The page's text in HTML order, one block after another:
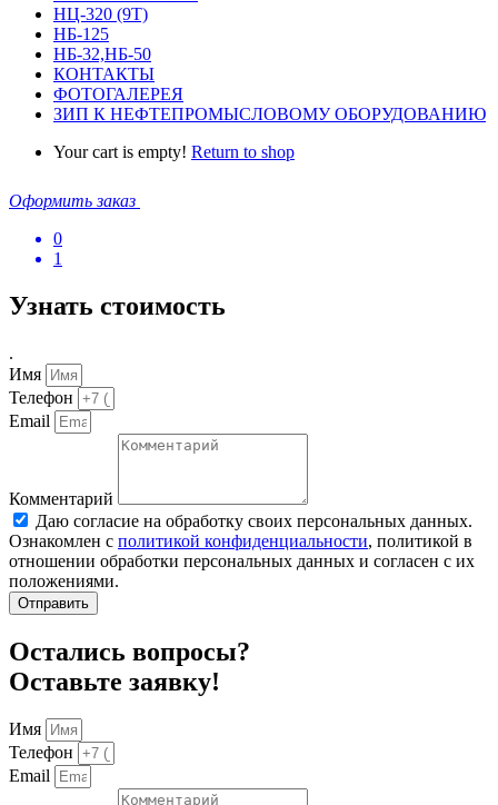
НЦ-320 (9Т)
НБ-125
НБ-32,НБ-50
КОНТАКТЫ
ФОТОГАЛЕРЕЯ
ЗИП К НЕФТЕПРОМЫСЛОВОМУ ОБОРУДОВАНИЮ
Your cart is empty! Return to shop
Оформить заказ
0
1
Узнать стоимость
.
Имя
Телефон
Email
Комментарий
Даю согласие на обработку своих персональных данных.
Ознакомлен с политикой конфиденциальности, политикой в
отношении обработки персональных данных и согласен с их
положениями.
Отправить
Остались вопросы?
Оставьте заявку!
Имя
Телефон
Email